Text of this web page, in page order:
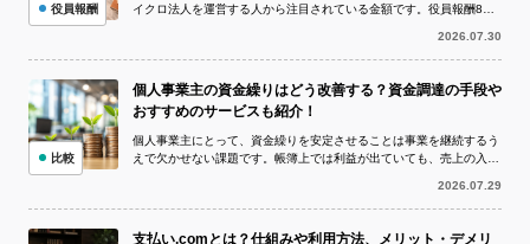
イクロ法人を運営する人から注目されている金額です。役員報酬8万
2026.07.30
役員報酬
個人事業主の資金繰りはどう改善する？資金調達の手段や
おすすめのサービスも紹介！
個人事業主にとって、資金繰りを安定させることは事業を継続するう
えで欠かせない課題です。帳簿上では利益が出ていても、売上の入金
2026.07.29
比較
支払い.comとは？仕組みや利用方法、メリット・デメリ